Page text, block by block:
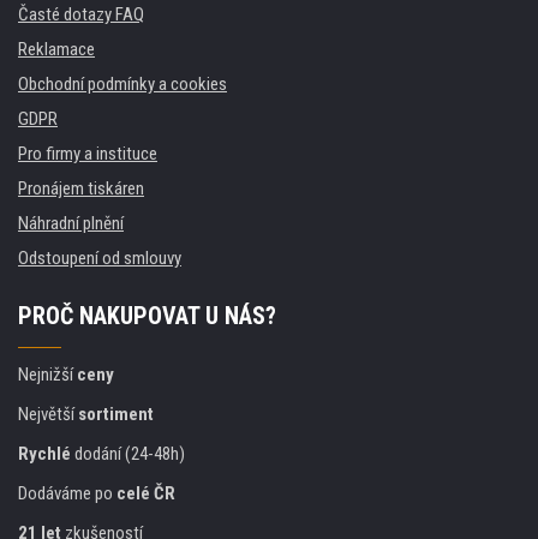
Časté dotazy FAQ
Reklamace
Obchodní podmínky a cookies
GDPR
Pro firmy a instituce
Pronájem tiskáren
Náhradní plnění
Odstoupení od smlouvy
PROČ NAKUPOVAT U NÁS?
Nejnižšíceny
Největšísortiment
Rychlé dodání (24-48h)
Dodáváme po celé ČR
21 let zkušeností